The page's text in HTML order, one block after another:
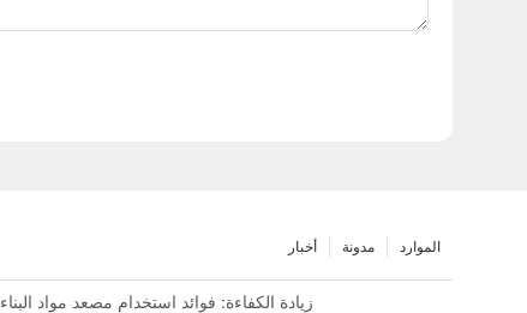
الموارد مدونة أخبار
زيادة الكفاءة: فوائد استخدام مصعد مواد البناء